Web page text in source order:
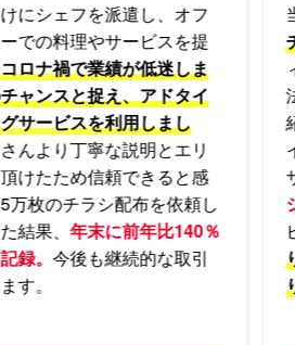
派遣し、オフ
サービスを提
績が低迷しま
え、アドタイ
利用しまし
な説明とエリ
頼できると感
配布を依頼し
に前年比140％
継続的な取引
当社は
ITソ
チャー企業
ィスツール
法に悩んで
紹介頂いた
イムさんは
サービスが
シ」
を作っ
ビスの認知
り上げも120
り、大満足